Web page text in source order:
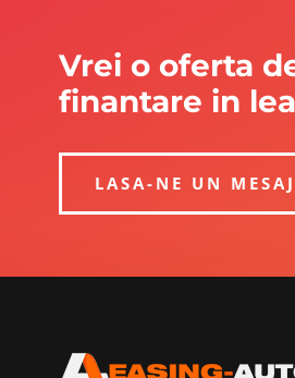
Vrei o oferta
finantare in
LASA-NE UN MESAJ